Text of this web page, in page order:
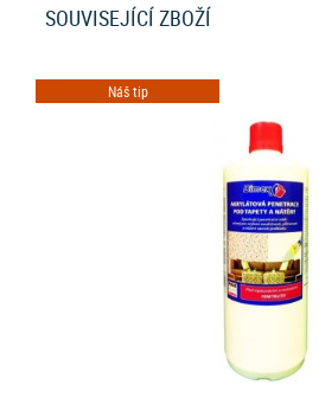
SOUVISEJÍCÍ ZBOŽÍ
Náš tip